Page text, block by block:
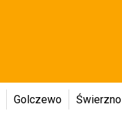
Golczewo Świerzno